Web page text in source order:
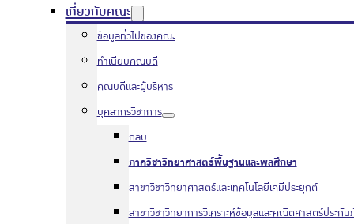
เกี่ยวกับคณะ
ข้อมูลทั่วไปของคณะ
ทำเนียบคณบดี
คณบดีและผู้บริหาร
บุคลากรวิชาการ
กลับ
ภาควิชาวิทยาศาสตร์พื้นฐานและพลศึกษา
สาขาวิชาวิทยาศาสตร์และเทคโนโลยีเคมีประยุกต์
สาขาวิชาวิทยาการวิเคราะห์ข้อมูลและคณิตศาสตร์ประกั